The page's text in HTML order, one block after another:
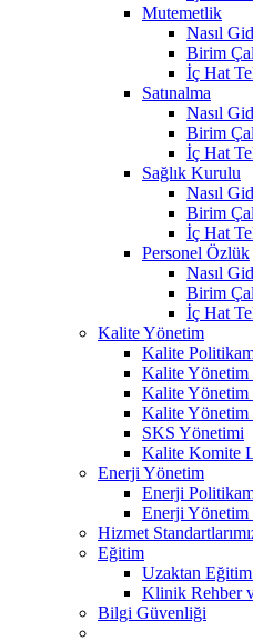
Mutemetlik
Nasıl
Birim
İç Hat
Satınalma
Nasıl
Birim
İç Hat
Sağlık Kurulu
Nasıl
Birim
İç Hat
Personel Özlük
Nasıl
Birim
İç Hat
Kalite Yönetim
Kalite
Kalite
Kalite Yönetim
Kalite Yönetim
SKS Yönetimi
Kalite Komite
Enerji Yönetim
Enerji
Enerji Yönetim
Hizmet
Eğitim
Uzaktan
Klinik Rehber
Bilgi Güvenliği